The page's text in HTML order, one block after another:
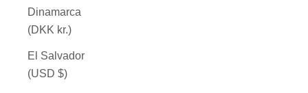
Dinamarca
(DKK kr.)
El Salvador
(USD $)